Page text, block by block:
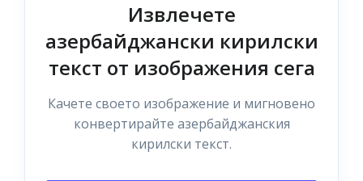
Извлечете
азербайджански кирилски
текст от изображения сега
Качете своето изображение и мигновено
конвертирайте азербайджанския
кирилски текст.